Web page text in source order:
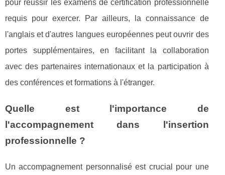
pour réussir les examens de certification professionnelle
requis pour exercer. Par ailleurs, la connaissance de
l'anglais et d'autres langues européennes peut ouvrir des
portes supplémentaires, en facilitant la collaboration
avec des partenaires internationaux et la participation à
des conférences et formations à l'étranger.
Quelle est l'importance de
l'accompagnement dans l'insertion
professionnelle ?
Un accompagnement personnalisé est crucial pour une